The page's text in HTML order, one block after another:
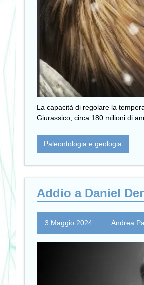
La capacità di regolare la
Giurassico, circa 180 milioni di
Paleontologia e geologia
Addio a Daniel
3 Maggio 2024 Andrea